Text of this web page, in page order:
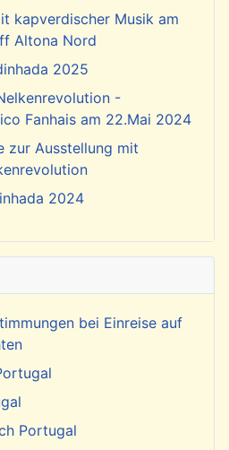
kapverdischer Musik am
Altona Nord
2025
-
Fanhais am 22.Mai 2024
zur Ausstellung mit
2024
bei Einreise auf
Portugal